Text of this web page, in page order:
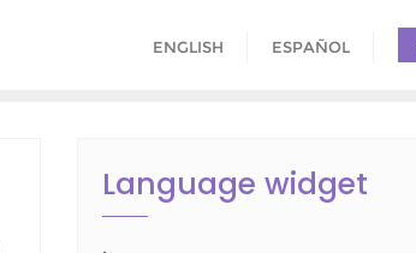
ENGLISH ESPAÑOL
Language widget